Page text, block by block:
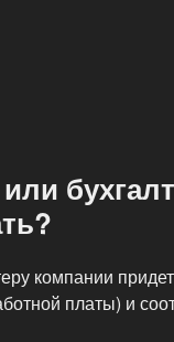
или
компании
платы) и